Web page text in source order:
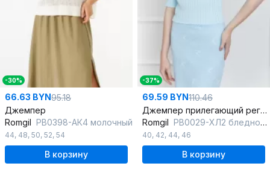
-30%
66.63 BYN95.18
Джемпер
Romgil РВ0398-АК4 молочный
44, 48, 50, 52, 54
В корзину
-37%
69.59 BYN110.46
Джемпер прилегающий реглан из хлопка демисезонный
Romgil РВ0029-ХЛ2 бледно-голубой
40, 42, 44, 46
В корзину